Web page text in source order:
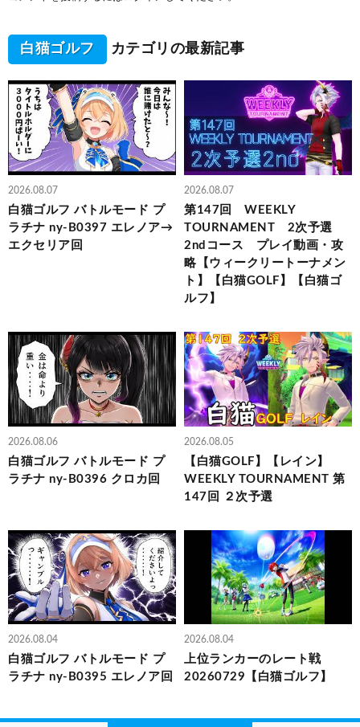
白猫ゴルフ カテゴリの最新記事
2026.08.07
白猫ゴルフ バトルモード プ
ラチナ ny-B0397 エレノア→
エクセリア回
2026.08.07
第147回 WEEKLY
TOURNAMENT 2次予選
2ndコース プレイ動画・攻
略【ウィークリートーナメン
ト】【白猫GOLF】【白猫ゴ
ルフ】
2026.08.06
白猫ゴルフ バトルモード プ
ラチナ ny-B0396 クロカ回
2026.08.05
【白猫GOLF】【レイン】
WEEKLY TOURNAMENT 第
147回 ２次予選
2026.08.04
白猫ゴルフ バトルモード プ
ラチナ ny-B0395 エレノア回
2026.08.04
上位ランカーのレート戦
20260729【白猫ゴルフ】